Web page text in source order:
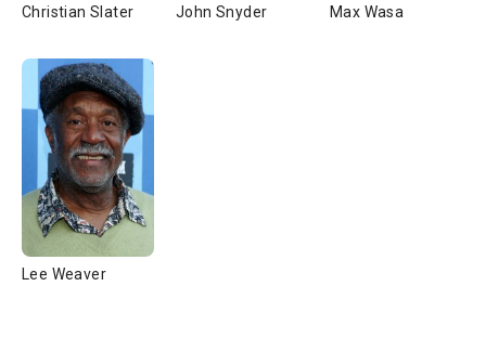
Christian Slater John Snyder Max Wasa
Lee Weaver